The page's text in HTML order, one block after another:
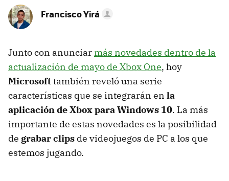
Francisco Yirá
Junto con anunciar más novedades dentro de la
actualización de mayo de Xbox One, hoy
Microsofttambién reveló una serie
características que se integrarán en la
aplicación de Xbox para Windows 10. La más
importante de estas novedades es la posibilidad
de grabar clips de videojuegos de PC a los que
estemos jugando.